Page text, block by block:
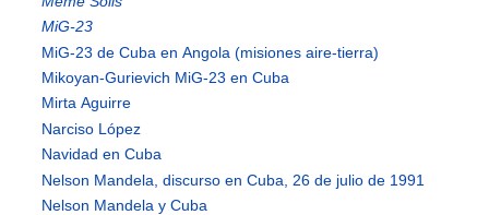
MiG-23
MiG-23 de Cuba en Angola (misiones aire-tierra)
Mikoyan-Gurievich MiG-23 en Cuba
Mirta Aguirre
Narciso López
Navidad en Cuba
Nelson Mandela, discurso en Cuba, 26 de julio de 1991
Nelson Mandela y Cuba